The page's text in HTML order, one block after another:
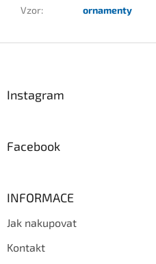
Vzor: ornamenty
Instagram
Facebook
INFORMACE
Jak nakupovat
Kontakt